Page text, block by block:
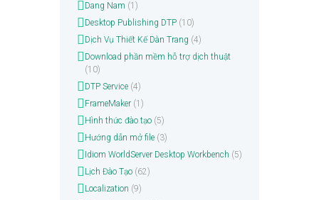
Dang Nam (1)
Desktop Publishing DTP(10)
Dịch Vụ Thiết Kế Dàn Trang (4)
Download phần mềm hỗ trợ dịch thuật
(10)
DTP Service(4)
FrameMaker(1)
Hình thức đào tạo(5)
Hướng dẫn mở file(3)
Idiom WorldServer Desktop Workbench (5)
Lịch Đào Tạo(62)
Localization (9)